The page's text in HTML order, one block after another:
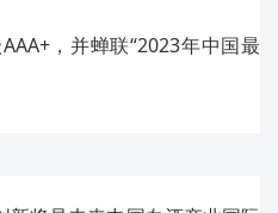
，并蝉联“2023年中国最